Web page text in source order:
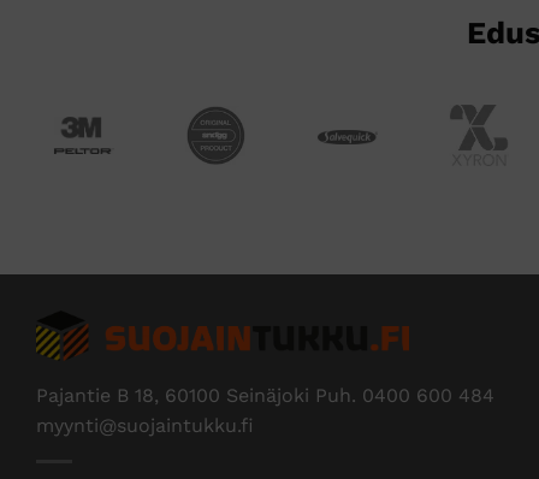
Pajantie B 18, 60100 Seinäjoki Puh. 0400 600 484
myynti@suojaintukku.fi